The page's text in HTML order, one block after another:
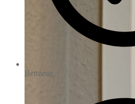
Bettzeug